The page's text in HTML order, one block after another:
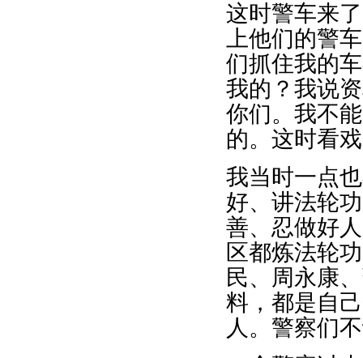
这时警车来
上他们的警
们抓住我的
我的？我说
你们。我不
的。这时看
我当时一点
好、讲法轮
善、忍做好
区都炼法轮
民、周永康
料，都是自
人。警察们